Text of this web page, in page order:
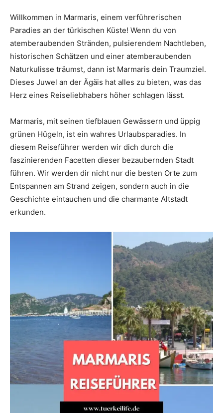
Willkommen in Marmaris, einem verführerischen
Paradies an der türkischen Küste! Wenn du von
atemberaubenden Stränden, pulsierendem Nachtleben,
historischen Schätzen und einer atemberaubenden
Naturkulisse träumst, dann ist Marmaris dein Traumziel.
Dieses Juwel an der Ägäis hat alles zu bieten, was das
Herz eines Reiseliebhabers höher schlagen lässt.
Marmaris, mit seinen tiefblauen Gewässern und üppig
grünen Hügeln, ist ein wahres Urlaubsparadies. In
diesem Reiseführer werden wir dich durch die
faszinierenden Facetten dieser bezaubernden Stadt
führen. Wir werden dir nicht nur die besten Orte zum
Entspannen am Strand zeigen, sondern auch in die
Geschichte eintauchen und die charmante Altstadt
erkunden.